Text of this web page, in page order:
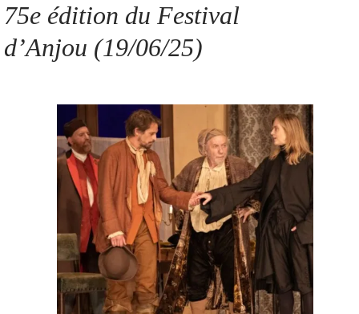
Critiques
Abonnement ▼
Se connecter
75e édition du Festival
d’Anjou (19/06/25)